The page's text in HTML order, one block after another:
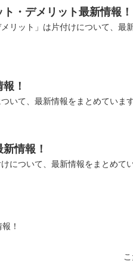
・デメリット最新情報！
リット」は片付けについて、最
！
ついて、最新情報をまとめてい
情報！
けについて、最新情報をまとめ
！